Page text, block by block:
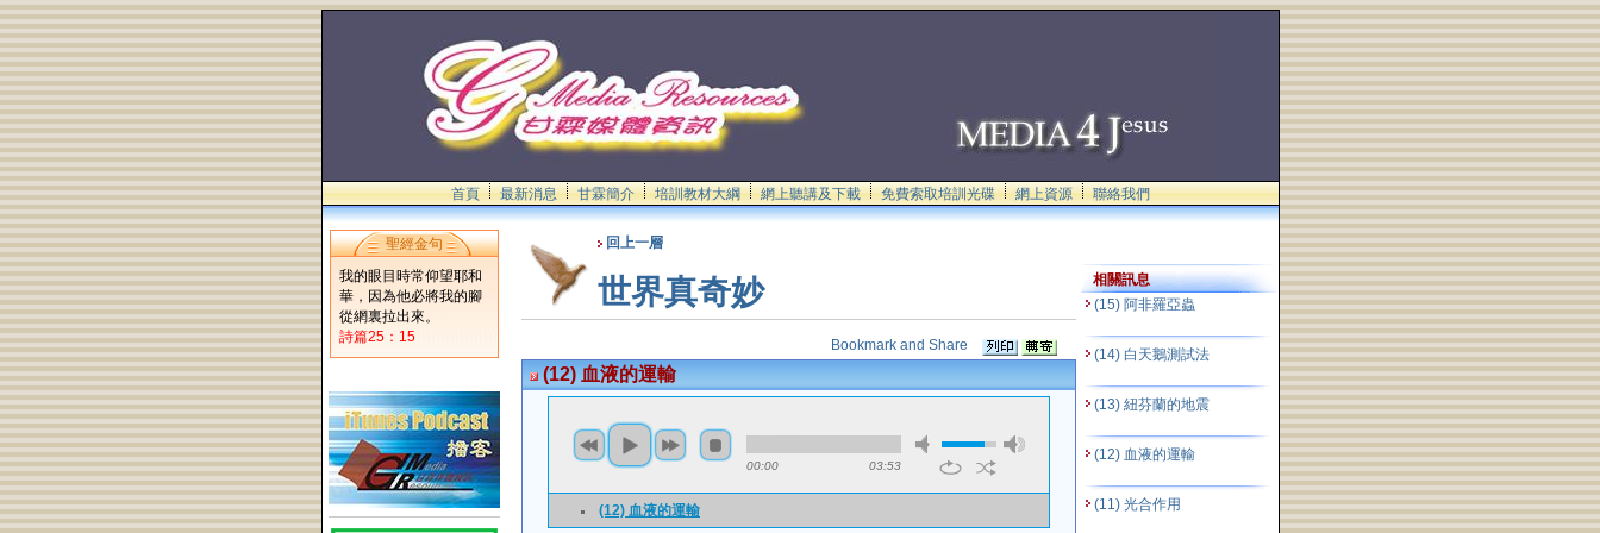
首頁 最新消息 甘霖簡介 培訓教材大綱 網上聽講及下載 免費索取培訓光碟 網上資源 聯絡我們
聖經金句
我的眼目時常仰望耶和
華，因為他必將我的腳
從網裏拉出來。
詩篇25：15
回上一層
世界真奇妙
(12) 血液的運輸
00:00 03:53
(12) 血液的運輸
相關訊息
(15) 阿非羅亞蟲
(14) 白天鵝測試法
(13) 紐芬蘭的地震
(12) 血液的運輸
(11) 光合作用